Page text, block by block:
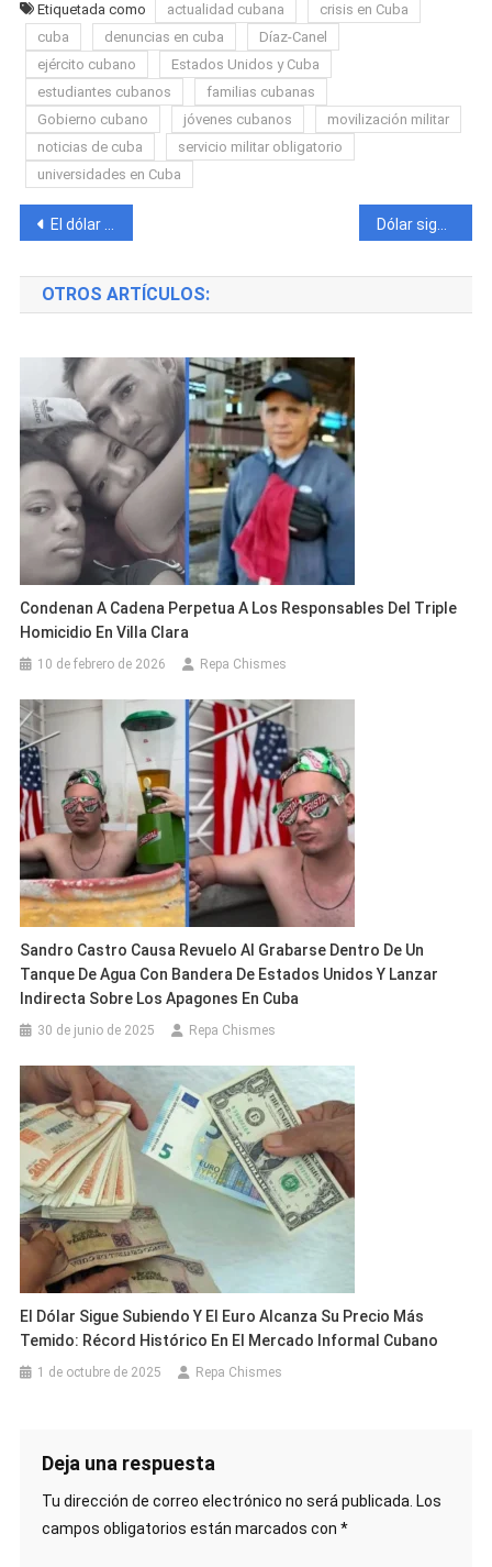
Etiquetada como actualidad cubana
crisis en Cuba
cuba
denuncias en cuba
Díaz-Canel
ejército cubano
Estados Unidos y Cuba
estudiantes cubanos
familias cubanas
Gobierno cubano
jóvenes cubanos
movilización militar
noticias de cuba
servicio militar obligatorio
universidades en Cuba
Navegación
de
entradas
El dólar vuelve a dispararse en Cuba y presiona aún más el bolsillo de las familias Dólar sigue subiendo y vuelve a romper récord de precio hoy en el mercado informal cubano
OTROS ARTÍCULOS:
Condenan A Cadena Perpetua A Los Responsables Del Triple
Homicidio En Villa Clara
10 de febrero de 2026 Repa Chismes
Sandro Castro Causa Revuelo Al Grabarse Dentro De Un
Tanque De Agua Con Bandera De Estados Unidos Y Lanzar
Indirecta Sobre Los Apagones En Cuba
30 de junio de 2025 Repa Chismes
El Dólar Sigue Subiendo Y El Euro Alcanza Su Precio Más
Temido: Récord Histórico En El Mercado Informal Cubano
1 de octubre de 2025 Repa Chismes
Deja una respuesta
Tu dirección de correo electrónico no será publicada. Los
campos obligatorios están marcados con *